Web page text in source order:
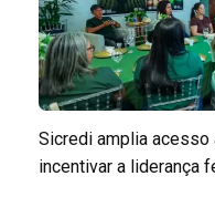
Sicredi amplia acesso
incentivar a liderança